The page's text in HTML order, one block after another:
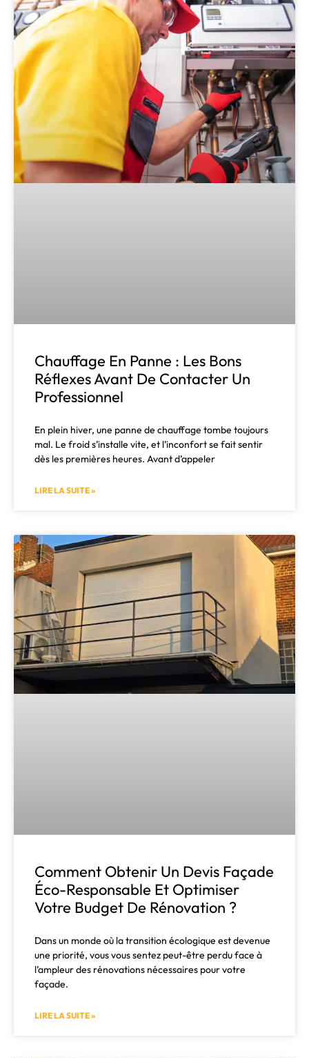
Chauffage En Panne : Les Bons
Réflexes Avant De Contacter Un
Professionnel
En plein hiver, une panne de chauffage tombe toujours
mal. Le froid s’installe vite, et l’inconfort se fait sentir
dès les premières heures. Avant d’appeler
LIRE LA SUITE »
Comment Obtenir Un Devis Façade
Éco-Responsable Et Optimiser
Votre Budget De Rénovation ?
Dans un monde où la transition écologique est devenue
une priorité, vous vous sentez peut-être perdu face à
l’ampleur des rénovations nécessaires pour votre
façade.
LIRE LA SUITE »